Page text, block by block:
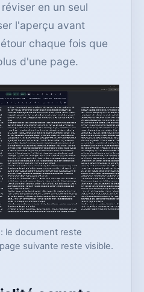
en un seul
l'aperçu avant
chaque fois que
d'une page.
le document reste
suivante reste visible.